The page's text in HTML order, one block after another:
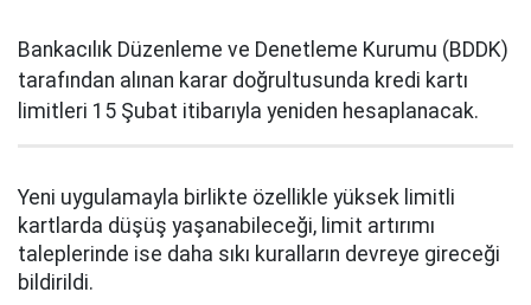
Bankacılık Düzenleme ve Denetleme Kurumu (BDDK)
tarafından alınan karar doğrultusunda kredi kartı
limitleri 15 Şubat itibarıyla yeniden hesaplanacak.
Yeni uygulamayla birlikte özellikle yüksek limitli
kartlarda düşüş yaşanabileceği, limit artırımı
taleplerinde ise daha sıkı kuralların devreye gireceği
bildirildi.